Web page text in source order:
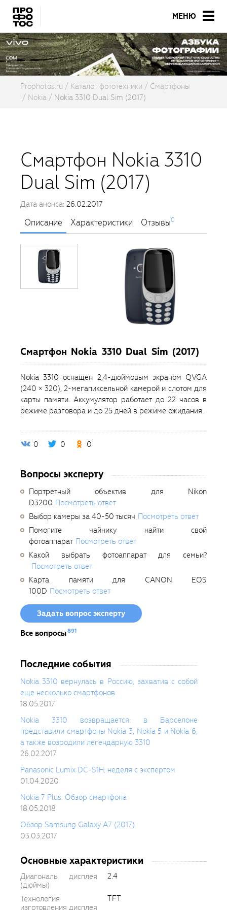
МЕНЮ
Prophotos.ru Каталог фототехники
Смартфоны
Nokia
Nokia 3310 Dual Sim (2017)
Смартфон Nokia 3310
Dual Sim (2017)
Дата анонса: 26.02.2017
Описание Характеристики Отзывы0
Смартфон Nokia 3310 Dual Sim (2017)
Nokia 3310 оснащен 2,4-дюймовым экраном QVGA
(240 × 320), 2-мегапиксельной камерой и слотом для
карты памяти. Аккумулятор работает до 22 часов в
режиме разговора и до 25 дней в режиме ожидания.
0 0 0
Вопросы эксперту
Портретный объектив для Nikon
D3200 Посмотреть ответ
Выбор камеры за 40-50 тысяч Посмотреть ответ
Помогите чайнику найти свой
фотоаппарат Посмотреть ответ
Какой выбрать фотоаппарат для семьи?
Посмотреть ответ
Карта памяти для CANON EOS
100D Посмотреть ответ
Задать вопрос эксперту
Все вопросы891
Последние события
Nokia 3310 вернулась в Россию, захватив с собой
еще несколько смартфонов
18.05.2017
Nokia 3310 возвращается: в Барселоне
представили смартфоны Nokia 3, Nokia 5 и Nokia 6,
а также возродили легендарную 3310
26.02.2017
Panasonic Lumix DC-S1H: неделя с экспертом
01.04.2020
Nokia 7 Plus. Обзор смартфона
18.05.2018
Обзор Samsung Galaxy A7 (2017)
03.03.2017
Основные характеристики
Диагональ дисплея
(дюймы)
2.4
Технология
изготовления дисплея
TFT